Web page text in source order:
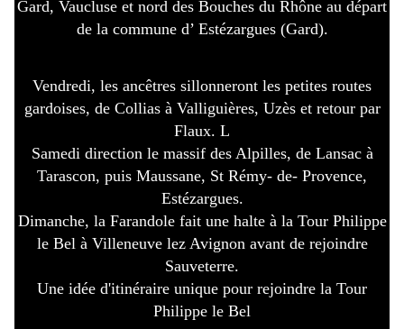
Gard, Vaucluse et nord des Bouches du Rhône au départ
de la commune d’ Estézargues (Gard).
Vendredi, les ancêtres sillonneront les petites routes
gardoises, de Collias à Valliguières, Uzès et retour par
Flaux. L
Samedi direction le massif des Alpilles, de Lansac à
Tarascon, puis Maussane, St Rémy- de- Provence,
Estézargues.
Dimanche, la Farandole fait une halte à la Tour Philippe
le Bel à Villeneuve lez Avignon avant de rejoindre
Sauveterre.
Une idée d'itinéraire unique pour rejoindre la Tour
Philippe le Bel